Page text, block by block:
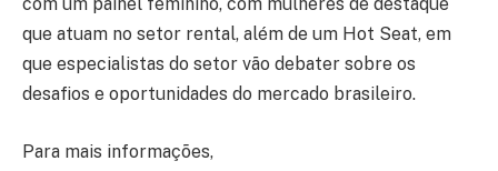
que atuam no setor rental, além de um Hot Seat, em
que especialistas do setor vão debater sobre os
desafios e oportunidades do mercado brasileiro.
Para mais informações,